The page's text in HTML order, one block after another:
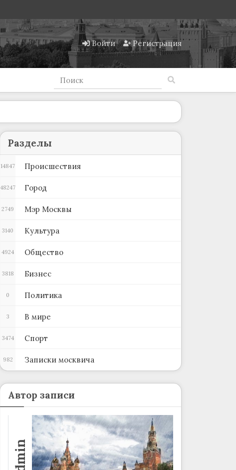
Войти Регистрация
Разделы
Происшествия
14847
Город
48247
Мэр Москвы
2749
Культура
3140
Общество
4924
Бизнес
3818
Политика
0
В мире
3
Спорт
3474
Записки москвича
982
Автор записи
admin